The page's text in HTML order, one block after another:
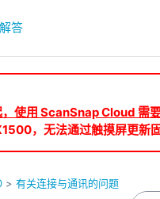
答
使用 ScanSnap Cloud 需
，无法通过触摸屏更新
有关连接与通讯的问题